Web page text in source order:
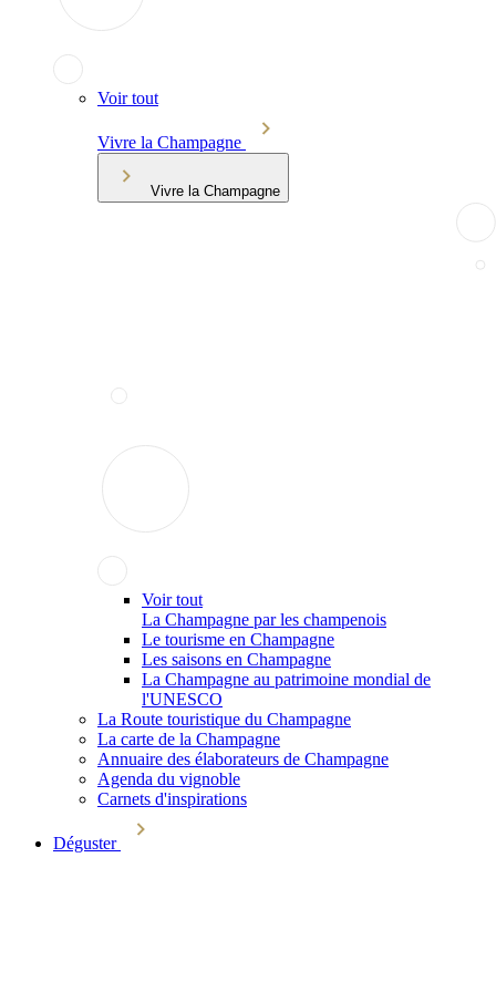
Voir tout
Vivre la Champagne
Vivre la Champagne
Voir tout
La Champagne par les champenois
Le tourisme en Champagne
Les saisons en Champagne
La Champagne au patrimoine mondial de
l'UNESCO
La Route touristique du Champagne
La carte de la Champagne
Annuaire des élaborateurs de Champagne
Agenda du vignoble
Carnets d'inspirations
Déguster